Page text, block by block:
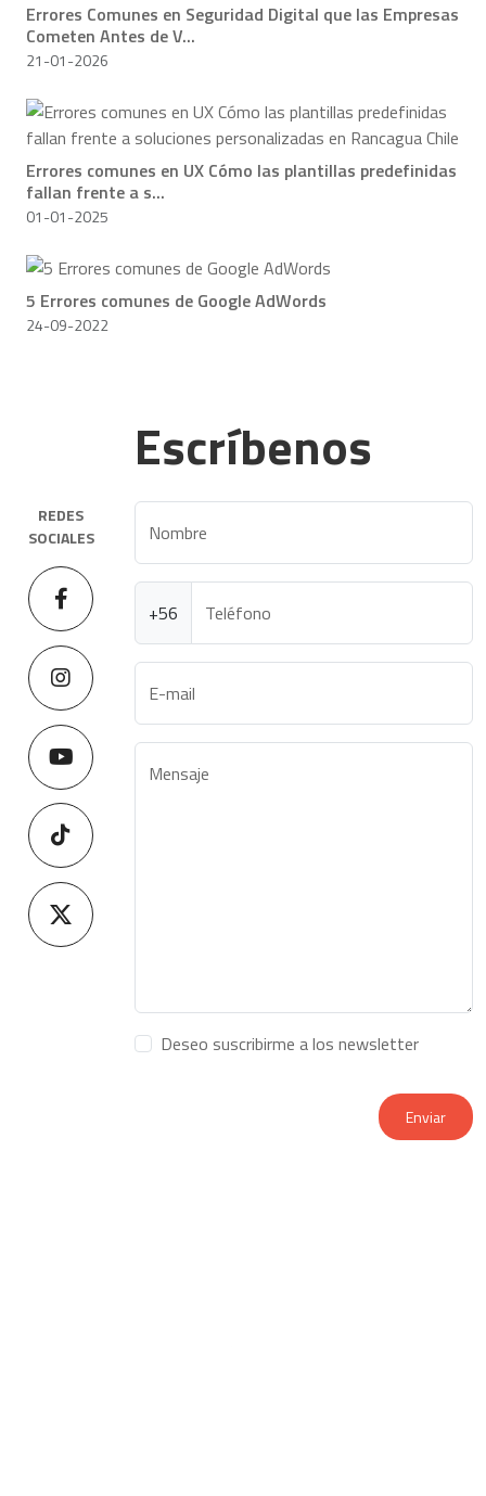
Errores Comunes en Seguridad Digital que las Empresas
Cometen Antes de V...
21-01-2026
Errores comunes en UX Cómo las plantillas predefinidas
fallan frente a s...
01-01-2025
5 Errores comunes de Google AdWords
24-09-2022
REDES
SOCIALES
Escríbenos
Nombre
+56 Teléfono
E-mail
Mensaje
Deseo suscribirme a los newsletter
Enviar